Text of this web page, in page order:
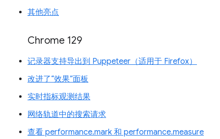
其他亮点
Chrome 129
记录器支持导出到 Puppeteer（适用于 Firefox）
改进了“效果”面板
实时指标观测结果
网络轨道中的搜索请求
查看 performance.mark 和 performance.measure